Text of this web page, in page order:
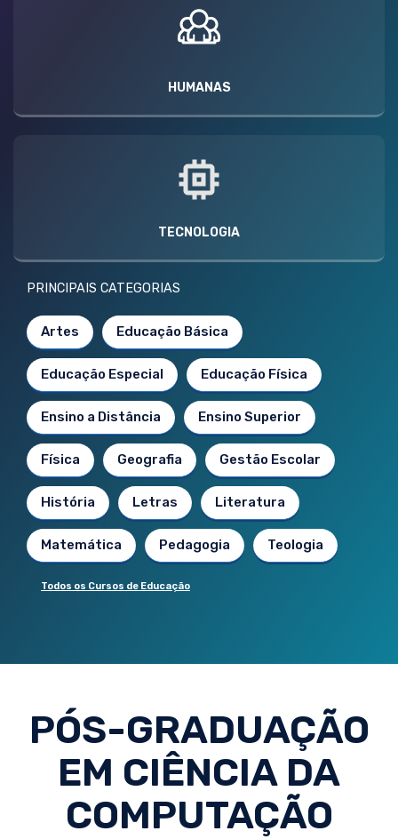
HUMANAS
TECNOLOGIA
PRINCIPAIS CATEGORIAS
Artes Educação Básica
Educação Especial Educação Física
Ensino a Distância Ensino Superior
Física Geografia Gestão Escolar
História Letras Literatura
Matemática Pedagogia Teologia
Todos os Cursos de Educação
PÓS-GRADUAÇÃO
EM CIÊNCIA DA
COMPUTAÇÃO